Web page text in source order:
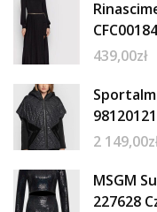
439,00zł
2 149,00
MSGM
227628